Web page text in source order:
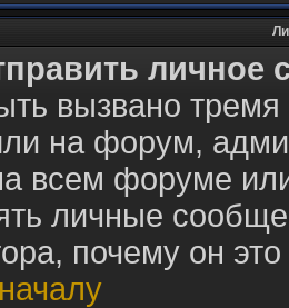
личное
вызвано
на форум,
всем форуме
личные
почему он